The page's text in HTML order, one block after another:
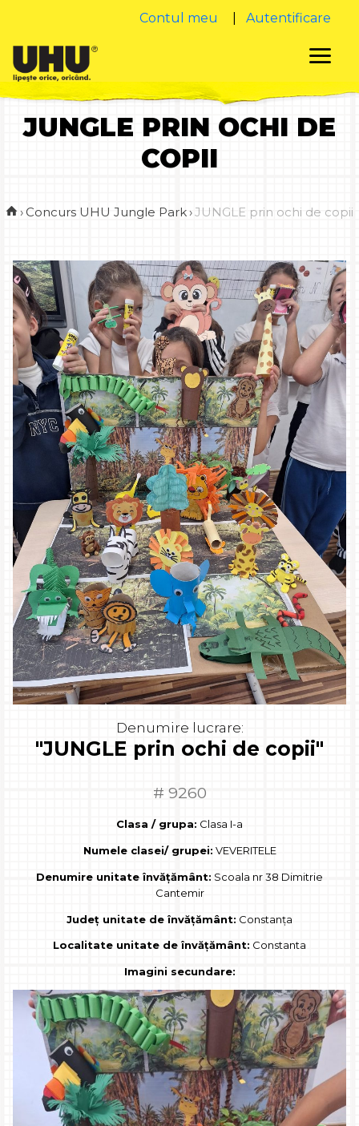
Contul meu Autentificare
JUNGLE PRIN OCHI DE
COPII
› Concurs UHU Jungle Park›JUNGLE prin ochi de copii
Denumire lucrare:
"JUNGLE prin ochi de copii"
# 9260
Clasa / grupa: Clasa I-a
Numele clasei/ grupei: VEVERITELE
Denumire unitate învățământ: Scoala nr 38 Dimitrie
Cantemir
Județ unitate de învățământ: Constanța
Localitate unitate de învățământ: Constanta
Imagini secundare: